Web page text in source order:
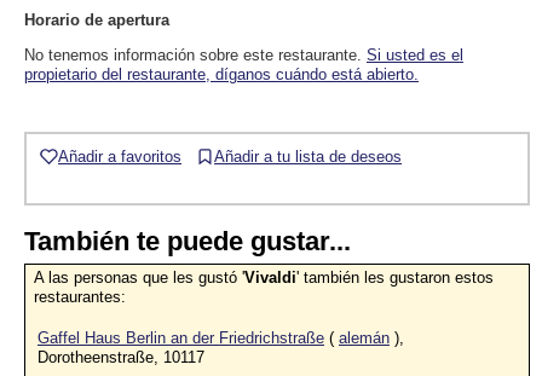
Horario de apertura
No tenemos información sobre este restaurante. Si usted es el
propietario del restaurante, díganos cuándo está abierto.
Añadir a favoritos Añadir a tu lista de deseos
También te puede gustar...
A las personas que les gustó 'Vivaldi' también les gustaron estos
restaurantes:
Gaffel Haus Berlin an der Friedrichstraße ( alemán ),
Dorotheenstraße, 10117